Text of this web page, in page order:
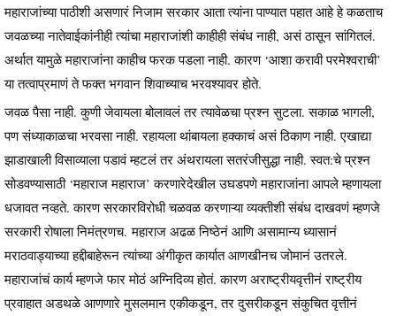
महाराजांच्या पाठीशी असणारं निजाम सरकार आता त्यांना पाण्यात पहात आहे हे कळताच
जवळच्या नातेवाईकांनीही त्यांचा महाराजांशी काहीही संबंध नाही, असं ठासून सांगितलं.
अर्थात यामुळे महाराजांना काहीच फरक पडला नाही. कारण ‘आशा करावी परमेश्वराची’
या तत्वाप्रमाणं ते फक्त भगवान शिवाच्याच भरवश्यावर होते.
जवळ पैसा नाही. कुणी जेवायला बोलावलं तर त्यावेळचा प्रश्न सुटला. सकाळ भागली,
पण संध्याकाळचा भरवसा नाही. रहायला थांबायला हक्काचं असं ठिकाण नाही. एखाद्या
झाडाखाली विसाव्याला पडावं म्हटलं तर अंथरायला सतरंजीसुद्धा नाही. स्वत:चे प्रश्न
सोडवण्यासाठी ‘महाराज महाराज’ करणारेदेखील उघडपणे महाराजांना आपले म्हणायला
धजावत नव्हते. कारण सरकारविरोधी चळवळ करणाऱ्या व्यक्तीशी संबंध दाखवणं म्हणजे
सरकारी रोषाला निमंत्रणच. महाराज अढळ निष्ठेनं आणि असामान्य ध्यासानं
मराठवाड्याच्या हद्दीबाहेरून त्यांच्या अंगीकृत कार्यात आणखीनच जोमानं उतरले.
महाराजांचं कार्य म्हणजे फार मोठं अग्निदिव्य होतं. कारण अराष्ट्रीयवृत्तीनं राष्ट्रीय
प्रवाहात अडथळे आणणारे मुसलमान एकीकडून, तर दुसरीकडून संकुचित वृत्तीनं